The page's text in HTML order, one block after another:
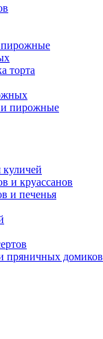
пирожные
торта
пирожные
и круассанов
и печенья
пряничных домиков